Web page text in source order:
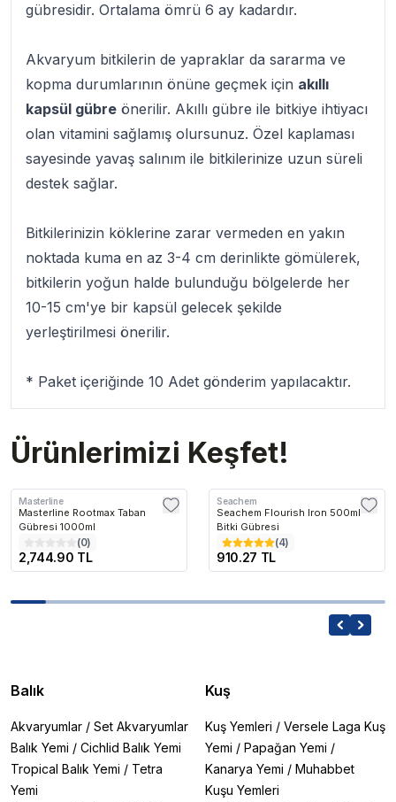
gübresidir. Ortalama ömrü 6 ay kadardır.
Akvaryum bitkilerin de yapraklar da sararma ve
kopma durumlarının önüne geçmek için akıllı
kapsül gübre önerilir. Akıllı gübre ile bitkiye ihtiyacı
olan vitamini sağlamış olursunuz. Özel kaplaması
sayesinde yavaş salınım ile bitkilerinize uzun süreli
destek sağlar.
Bitkilerinizin köklerine zarar vermeden en yakın
noktada kuma en az 3-4 cm derinlikte gömülerek,
bitkilerin yoğun halde bulunduğu bölgelerde her
10-15 cm'ye bir kapsül gelecek şekilde
yerleştirilmesi önerilir.
* Paket içeriğinde 10 Adet gönderim yapılacaktır.
Ürünlerimizi Keşfet!
Masterline
Masterline Rootmax Taban
Gübresi 1000ml
(0)
2,744.90 TL
Seachem
Seachem Flourish Iron 500ml -
Bitki Gübresi
(4)
910.27 TL
Balık
Akvaryumlar / Set Akvaryumlar
Balık Yemi / Cichlid Balık Yemi
Tropical Balık Yemi / Tetra
Yemi
Kuş
Kuş Yemleri / Versele Laga Kuş
Yemi / Papağan Yemi /
Kanarya Yemi / Muhabbet
Kuşu Yemleri